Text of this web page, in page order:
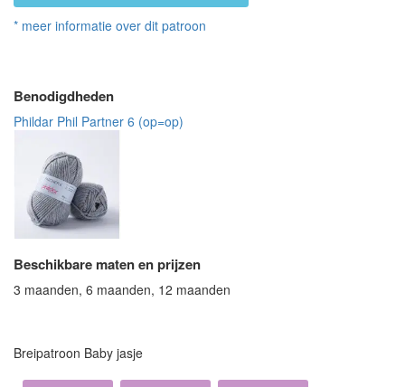
* meer informatie over dit patroon
Benodigdheden
Phildar Phil Partner 6 (op=op)
Beschikbare maten en prijzen
3 maanden, 6 maanden, 12 maanden
Breipatroon Baby jasje